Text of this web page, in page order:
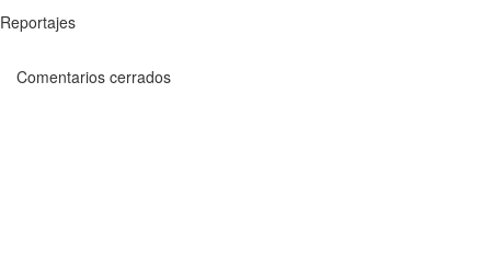
Reportajes
Comentarios cerrados